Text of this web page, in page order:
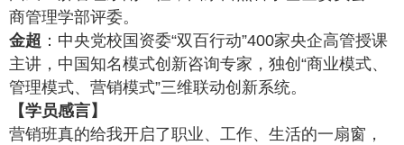
商管理学部评委。
金超 ：中央党校国资委“双百行动”400家央企高管授课
主讲，中国知名模式创新咨询专家，独创“商业模式、
管理模式、营销模式”三维联动创新系统。
【学员感言】
营销班真的给我开启了职业、工作、生活的一扇窗，